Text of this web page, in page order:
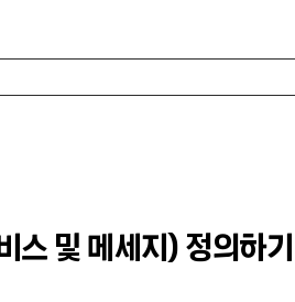
및 메세지) 정의하기